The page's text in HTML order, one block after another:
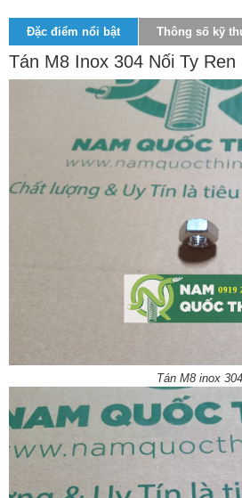
Đặc điểm nổi bật Thông số kỹ
Tán M8 Inox 304 Nối Ty Ren
Tán M8 inox 304